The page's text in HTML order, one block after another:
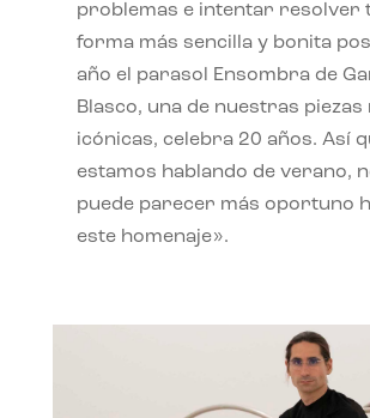
problemas e intentar resolver
forma más sencilla y bonita
año el parasol Ensombra de
Blasco, una de nuestras piezas
icónicas, celebra 20 años. Así
estamos hablando de verano,
puede parecer más oportuno
este homenaje».